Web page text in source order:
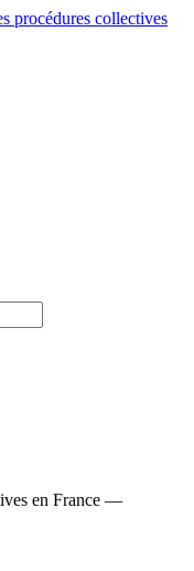
procédures collectives
en France —